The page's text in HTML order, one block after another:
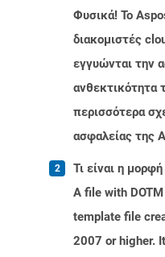
Φυσικά! Το
διακομιστές
εγγυώνται την
ανθεκτικότητα
περισσότερα
ασφαλείας της
Τι είναι η
A file with
template file
2007 or higher.